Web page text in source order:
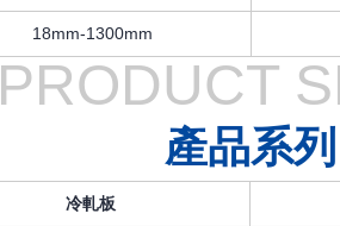
18mm-1300mm
PRODUCT
產品系列
冷軋板